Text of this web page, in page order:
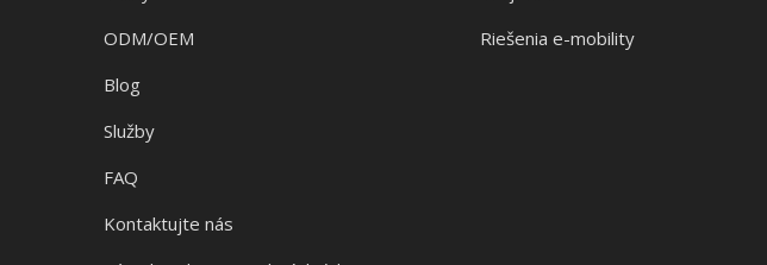
ODM/OEM
Blog
Služby
FAQ
Kontaktujte nás
Riešenia e-mobility